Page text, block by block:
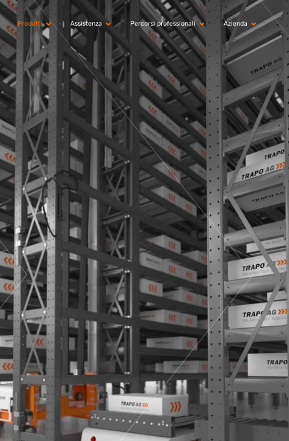
Prodotti Assistenza Percorsi professionali Azienda